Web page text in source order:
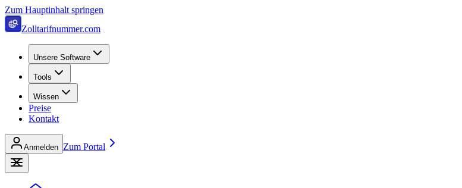
Zum Hauptinhalt springen
Zolltarifnummer.com
Unsere Software
Tools
Wissen
Preise
Kontakt
Anmelden Zum Portal